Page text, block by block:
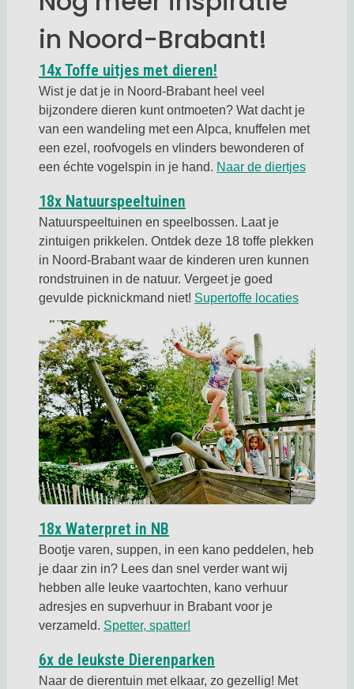
in Noord-Brabant!
14x Toffe uitjes met dieren!Deze link opent in
Wist je dat je in Noord-Brabant heel veel
bijzondere dieren kunt ontmoeten? Wat dacht je
van een wandeling met een Alpca, knuffelen met
een ezel, roofvogels en vlinders bewonderen of
een échte vogelspin in je hand. Naar de diertjesDeze
18x NatuurspeeltuinenDeze link opent in een
Natuurspeeltuinen en speelbossen. Laat je
zintuigen prikkelen. Ontdek deze 18 toffe plekken
in Noord-Brabant waar de kinderen uren kunnen
rondstruinen in de natuur. Vergeet je goed
gevulde picknickmand niet! Supertoffe locatiesDeze link
18x Waterpret in NBDeze link opent in een
Bootje varen, suppen, in een kano peddelen, heb
je daar zin in? Lees dan snel verder want wij
hebben alle leuke vaartochten, kano verhuur
adresjes en supverhuur in Brabant voor je
verzameld. Spetter, spatter!Deze link opent in een
6x de leukste DierenparkenDeze link opent in
Naar de dierentuin met elkaar, zo gezellig! Met